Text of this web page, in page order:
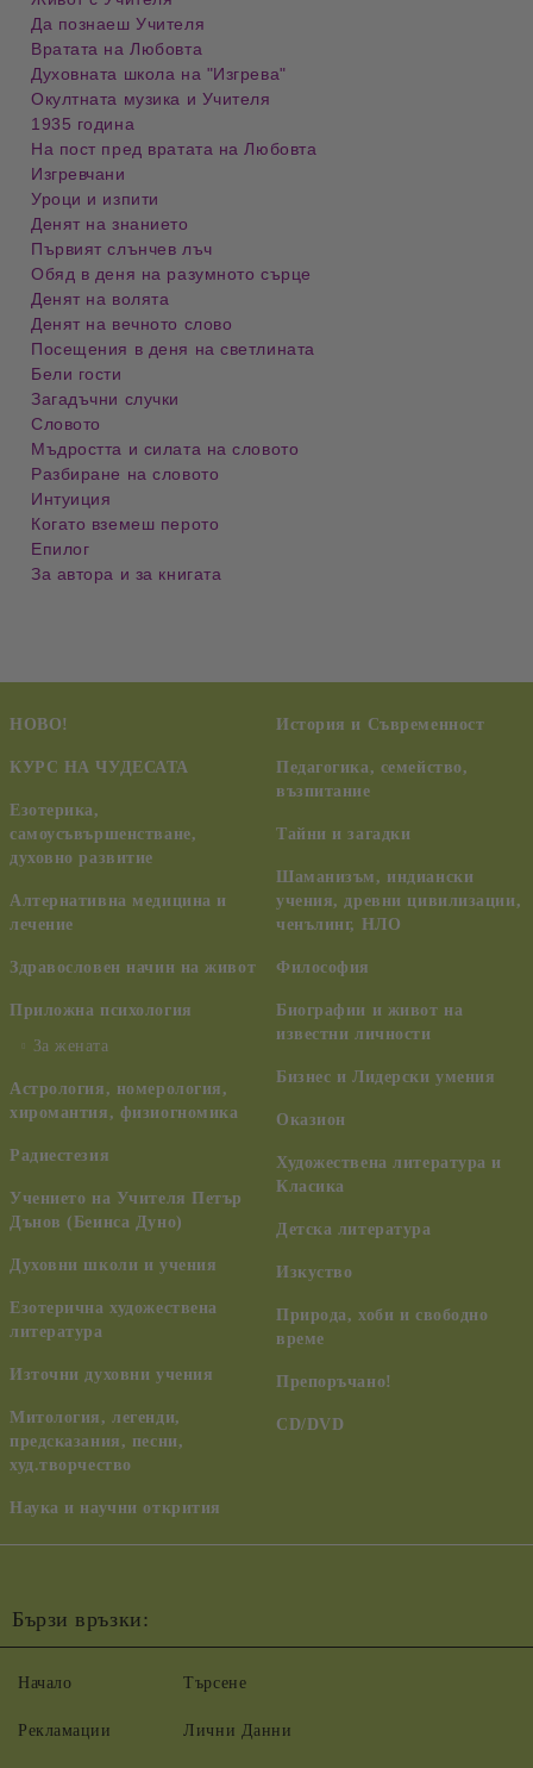
Да познаеш Учителя
Вратата на Любовта
Духовната школа на "Изгрева"
Окултната музика и Учителя
1935 година
На пост пред вратата на Любовта
Изгревчани
Уроци и изпити
Денят на знанието
Първият слънчев лъч
Обяд в деня на разумното сърце
Денят на волята
Денят на вечното слово
Посещения в деня на светлината
Бели гости
Загадъчни случки
Словото
Мъдростта и силата на словото
Разбиране на словото
Интуиция
Когато вземеш перото
Епилог
За автора и за книгата
НОВО!
КУРС НА ЧУДЕСАТА
Езотерика,
самоусъвършенстване,
духовно развитие
Алтернативна медицина и
лечение
Здравословен начин на живот
Приложна психология
За жената
Астрология, номерология,
хиромантия, физиогномика
Радиестезия
Учението на Учителя Петър
Дънов (Беинса Дуно)
Духовни школи и учения
Езотерична художествена
литература
Източни духовни учения
Митология, легенди,
предсказания, песни,
худ.творчество
Наука и научни открития
История и Съвременност
Педагогика, семейство,
възпитание
Тайни и загадки
Шаманизъм, индиански
учения, древни цивилизации,
ченълинг, НЛО
Философия
Биографии и живот на
известни личности
Бизнес и Лидерски умения
Оказион
Художествена литература и
Класика
Детска литература
Изкуство
Природа, хоби и свободно
време
Препоръчано!
CD/DVD
Бързи връзки:
Начало
Рекламации
Търсене
Лични Данни